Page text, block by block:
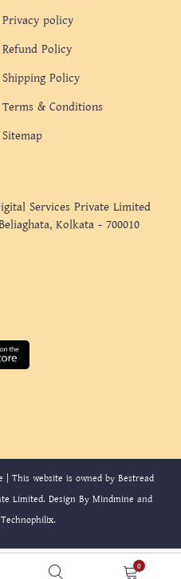
0
Privacy policy
Refund Policy
Shipping Policy
Terms & Conditions
Sitemap
Services Private Limited
Kolkata - 700010
| This website is owned by Bestread
Limited. Design By Mindmine and
Technophilix.